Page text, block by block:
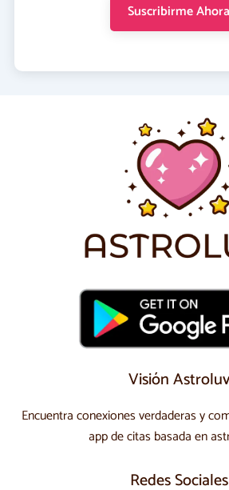
Visión Astroluv
Encuentra conexiones verdaderas y
app de citas basada en
Redes Sociales